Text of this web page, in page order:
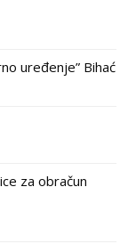
uređenje” Bihać
za obračun